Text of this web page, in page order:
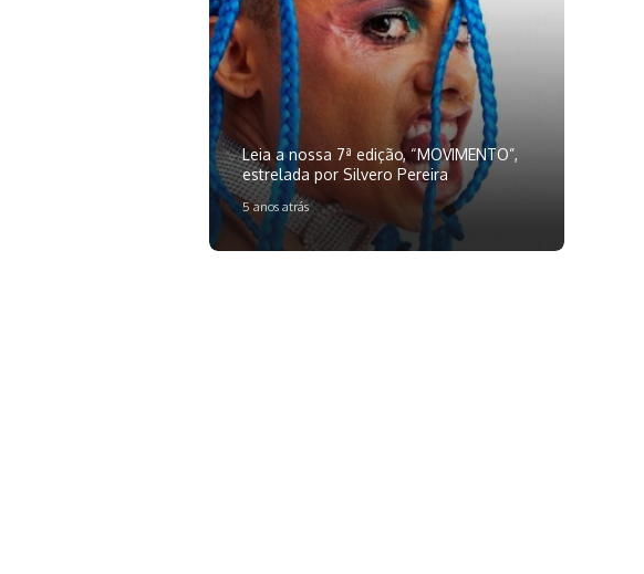
Leia a nossa 7ª edição, “MOVIMENTO”,
estrelada por Silvero Pereira
5 anos atrás